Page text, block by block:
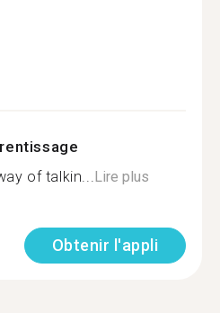
of talkin...Lire plus
Obtenir l'appli